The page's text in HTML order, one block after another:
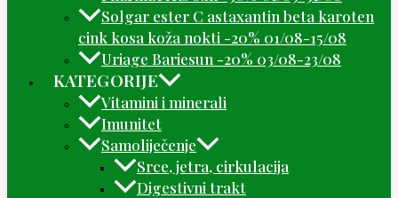
Solgar ester C astaxantin beta karoten
cink kosa koža nokti -20% 01/08-15/08
Uriage Bariesun -20% 03/08-23/08
KATEGORIJE
Vitamini i minerali
Imunitet
Samoliječenje
Srce, jetra, cirkulacija
Digestivni trakt